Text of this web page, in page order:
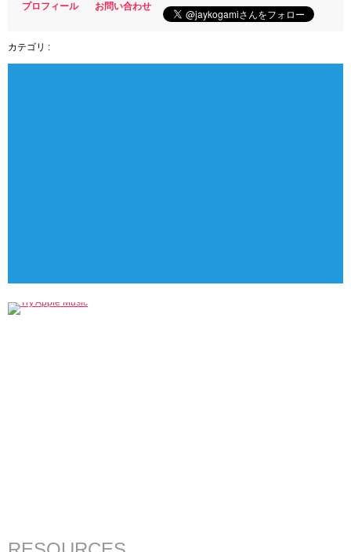
プロフィール
お問い合わせ
カテゴリ :